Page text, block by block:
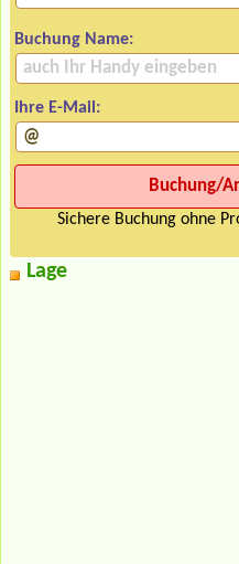
Buchung Name:
Ihre E-Mail:
Sichere Buchung ohne
Lage